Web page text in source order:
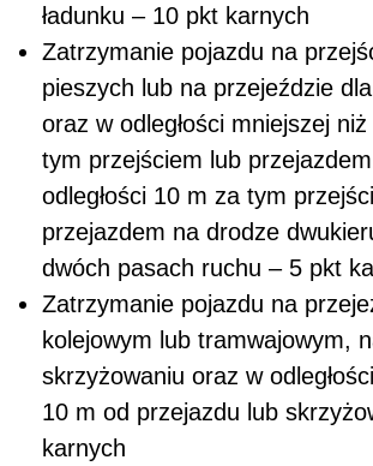
ładunku – 10 pkt karnych
Zatrzymanie pojazdu na
pieszych lub na przejeździe
oraz w odległości mniejszej
tym przejściem lub
odległości 10 m za tym
przejazdem na drodze
dwóch pasach ruchu – 5 pkt
Zatrzymanie pojazdu na
kolejowym lub tramwajowym,
skrzyżowaniu oraz w
10 m od przejazdu lub
karnych